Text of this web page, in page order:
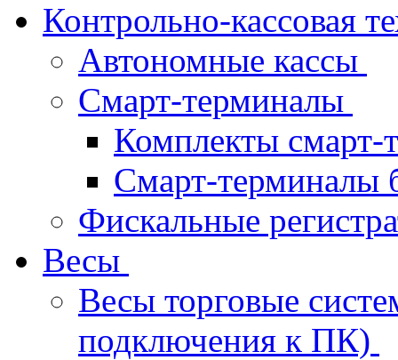
Контрольно-кассовая
Автономные кассы
Смарт-терминалы
Комплекты
Смарт-
Фискальные
Весы
Весы торговые
подключения к ПК)